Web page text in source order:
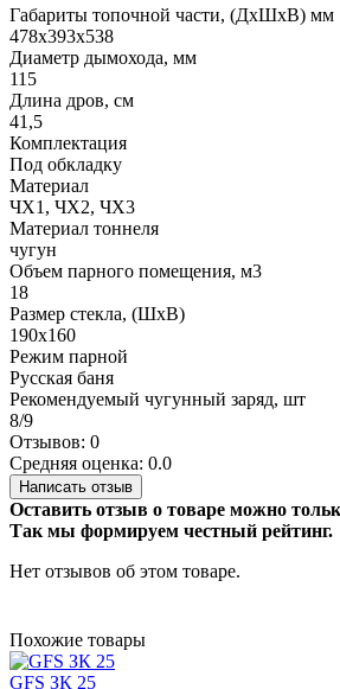
Габариты топочной части, (ДхШхВ) мм
478х393х538
Диаметр дымохода, мм
115
Длина дров, см
41,5
Комплектация
Под обкладку
Материал
ЧХ1, ЧХ2, ЧХ3
Материал тоннеля
чугун
Объем парного помещения, м3
18
Размер стекла, (ШхВ)
190х160
Режим парной
Русская баня
Рекомендуемый чугунный заряд, шт
8/9
Отзывов: 0
Средняя оценка: 0.0
Написать отзыв
Оставить отзыв о товаре можно
Так мы формируем честный рейтинг.
Нет отзывов об этом товаре.
Похожие товары
GFS ЗК 25